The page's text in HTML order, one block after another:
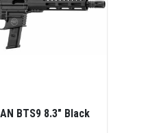
BTS9 8.3" Black